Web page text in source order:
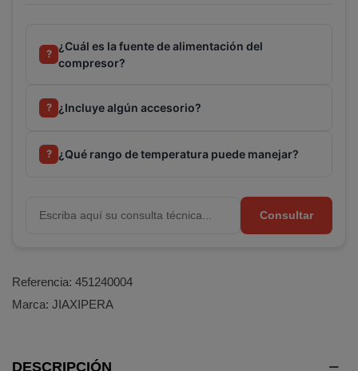
?
¿Cuál es la fuente de alimentación del
compresor?
? ¿Incluye algún accesorio?
? ¿Qué rango de temperatura puede manejar?
Consultar
Referencia: 451240004
Marca: JIAXIPERA
DESCRIPCIÓN